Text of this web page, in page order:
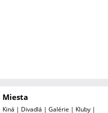
Miesta
Kiná | Divadlá | Galérie | Kluby |